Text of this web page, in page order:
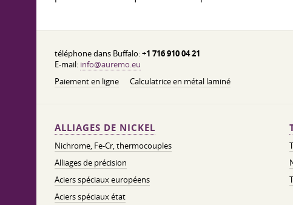
téléphone dans Buffalo:+1 716 910 04 21
E-mail: info@auremo.eu
Paiement en ligne
Calculatrice en métal laminé
ALLIAGES DE NICKEL
Nichrome, Fe-Cr, thermocouples
Alliages de précision
Aciers spéciaux européens
Aciers spéciaux état